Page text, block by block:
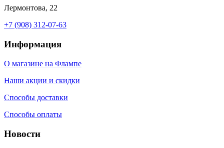
Лермонтова, 22
+7 (908) 312-07-63
Информация
О магазине на Флампе
Наши акции и скидки
Способы доставки
Способы оплаты
Новости